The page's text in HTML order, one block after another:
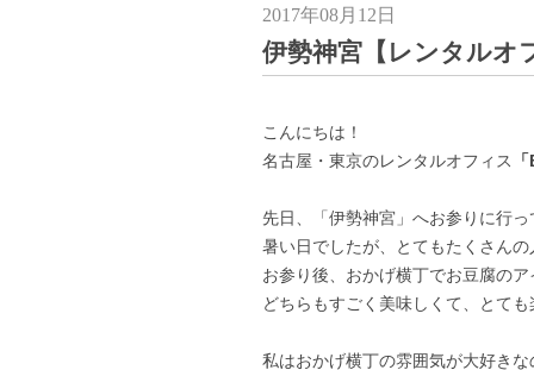
2017年08月12日
伊勢神宮【レンタルオ
こんにちは！
名古屋・東京のレンタルオフィス
先日、「伊勢神宮」へお参りに行
暑い日でしたが、とてもたくさん
お参り後、おかげ横丁でお豆腐の
どちらもすごく美味しくて、とて
私はおかげ横丁の雰囲気が大好き